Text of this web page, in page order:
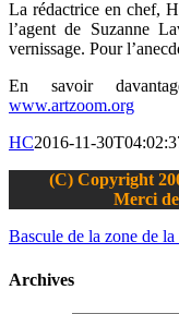
La rédactrice en chef,
l’agent de Suzanne
vernissage. Pour
En savoir
www.artzoom.org
HC2016-11-
(C) Copyright
Merci
Bascule de la zone de
Archives